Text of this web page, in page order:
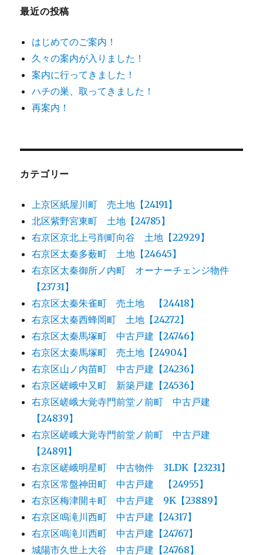
最近の投稿
はじめてのご案内！
久々の案内が入りました！
案内に行ってきました！
ハチの巣、取ってきました！
再案内！
カテゴリー
上京区紙屋川町 売土地【24191】
北区紫野宮東町 土地【24785】
右京区京北上弓削町向谷 土地【22929】
右京区太秦多薮町 土地【24645】
右京区太秦御所ノ内町 オーナーチェンジ物件
【23731】
右京区太秦朱雀町 売土地 【24418】
右京区太秦西蜂岡町 土地【24272】
右京区太秦馬塚町 中古戸建【24746】
右京区太秦馬塚町 売土地【24904】
右京区山ノ内苗町 中古戸建【24236】
右京区嵯峨中又町 新築戸建【24536】
右京区嵯峨大覚寺門前堂ノ前町 中古戸建
【24839】
右京区嵯峨大覚寺門前堂ノ前町 中古戸建
【24891】
右京区嵯峨明星町 中古物件 3LDK【23231】
右京区常盤神田町 中古戸建 【24955】
右京区梅津開キ町 中古戸建 9K【23889】
右京区鳴滝川西町 中古戸建【24317】
右京区鳴滝川西町 中古戸建【24767】
城陽市久世上大谷 中古戸建【24768】